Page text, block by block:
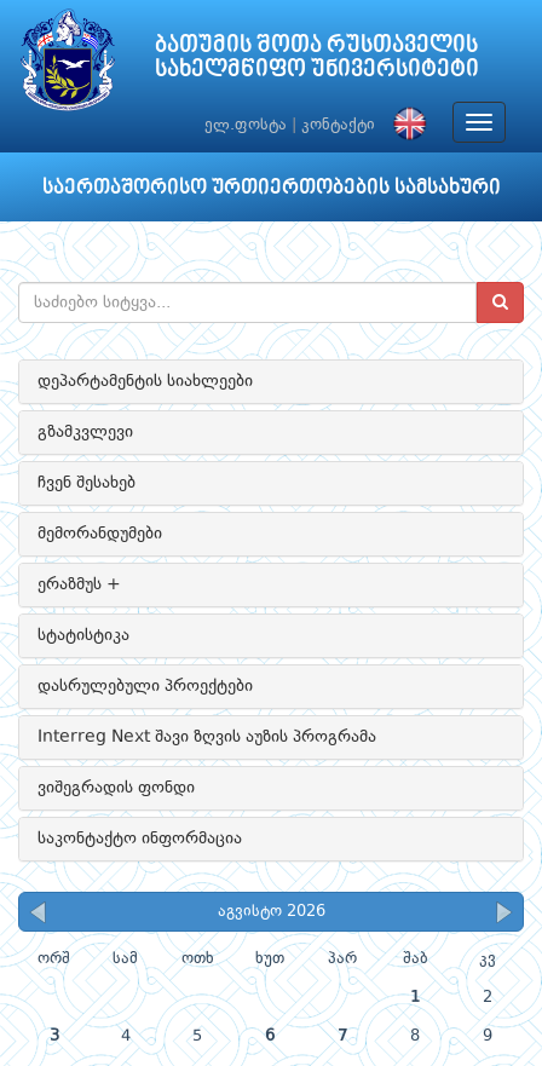
ბათუმის შოთა რუსთაველის
სახელმწიფო უნივერსიტეტი
ელ.ფოსტა კონტაქტი
Toggle
საერთაშორისო ურთიერთობების სამსახური
დეპარტამენტის სიახლეები
გზამკვლევი
ჩვენ შესახებ
მემორანდუმები
ერაზმუს +
სტატისტიკა
დასრულებული პროექტები
Interreg Next შავი ზღვის აუზის პროგრამა
ვიშეგრადის ფონდი
საკონტაქტო ინფორმაცია
აგვისტო 2026
ორშ სამ ოთხ ხუთ პარ შაბ კვ
1 2
3 4 5 6 7 8 9